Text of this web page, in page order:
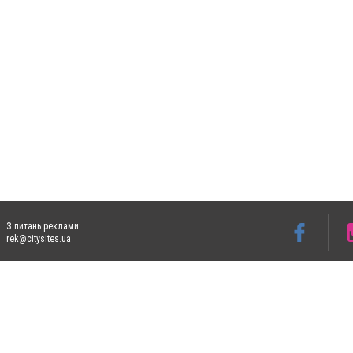
З питань реклами:
rek@citysites.ua